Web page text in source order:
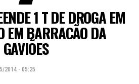
1 T DE DROGA EM
EM BARRACÃO DA
GAVIÕES
2014 - 05:25